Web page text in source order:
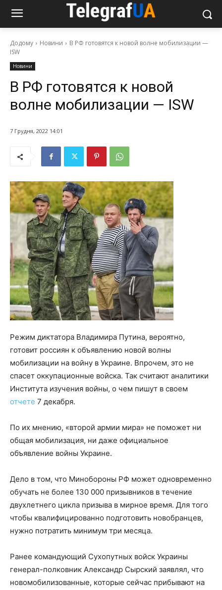
Додому Новини
В РФ готовятся к новой волне мобилизации —
ISW
Новини
В РФ готовятся к новой
волне мобилизации — ISW
7 Грудня, 2022 14:01
Режим диктатора Владимира Путина, вероятно,
готовит россиян к объявлению новой волны
мобилизации на войну в Украине. Впрочем, это не
спасет оккупационные войска. Так считают аналитики
Института изучения войны, о чем пишут в своем
отчете 7 декабря.
По их мнению, «второй армии мира» не поможет ни
общая мобилизация, ни даже официальное
объявление войны Украине.
Дело в том, что Минобороны РФ может одновременно
обучать не более 130 000 призывников в течение
двухлетнего цикла призыва в мирное время. Для того
чтобы квалифицированно подготовить новобранцев,
нужно потратить минимум три месяца.
Ранее командующий Сухопутных войск Украины
генерал-полковник Александр Сырский заявлял, что
новомобилизованные, которые сейчас прибывают на